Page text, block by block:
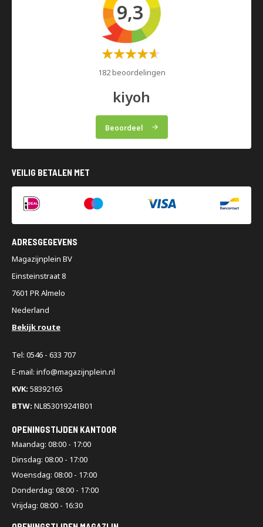
9,3
Waardering:
182 beoordelingen
kiyoh
Beoordeel
VEILIG BETALEN MET
ADRESGEGEVENS
Magazijnplein BV
Einsteinstraat 8
7601 PR Almelo
Nederland
Bekijk route
Tel: 0546 - 633 707
E-mail: info@magazijnplein.nl
KVK: 58392165
BTW: NL853019241B01
OPENINGSTIJDEN KANTOOR
Maandag: 08:00 - 17:00
Dinsdag: 08:00 - 17:00
Woensdag: 08:00 - 17:00
Donderdag: 08:00 - 17:00
Vrijdag: 08:00 - 16:30